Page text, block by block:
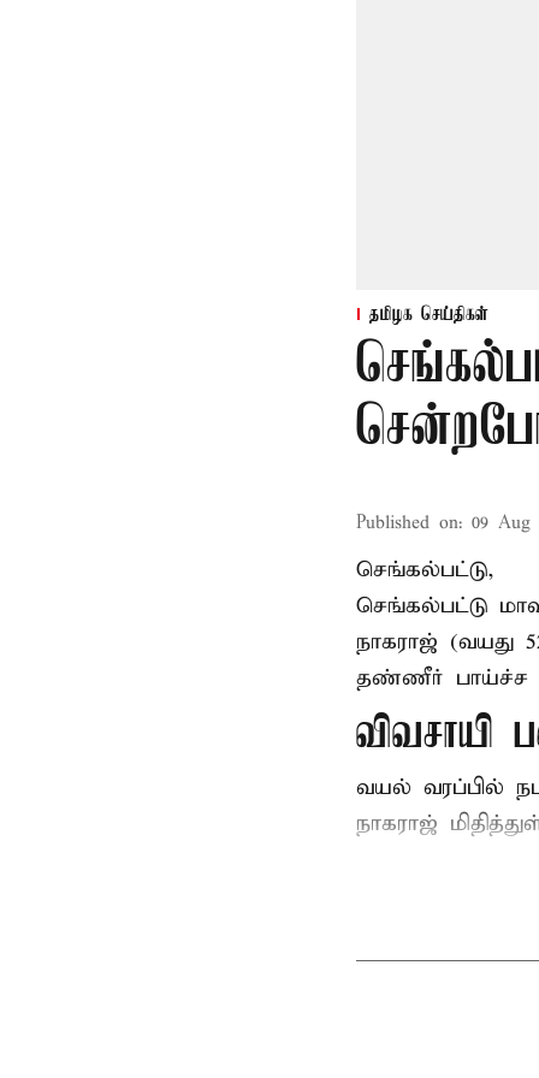
தமிழக செய்திகள்
Published on: 09 Aug
செங்கல்பட்டு,
செங்கல்பட்டு
நாகராஜ் (வயது
தண்ணீர் பாய்ச்ச
விவசாயி
வயல் வரப்பில்
நாகராஜ்